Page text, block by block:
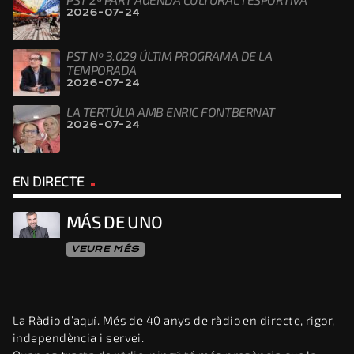
2026-07-24
PST Nº 3.029 ÚLTIM PROGRAMA DE LA
TEMPORADA
2026-07-24
LA TERTÚLIA AMB ENRIC FONTBERNAT
2026-07-24
EN DIRECTE
MÁS DE UNO
VEURE MÉS
La Ràdio d’aquí. Més de 40 anys de ràdio en directe, rigor,
independència i servei.